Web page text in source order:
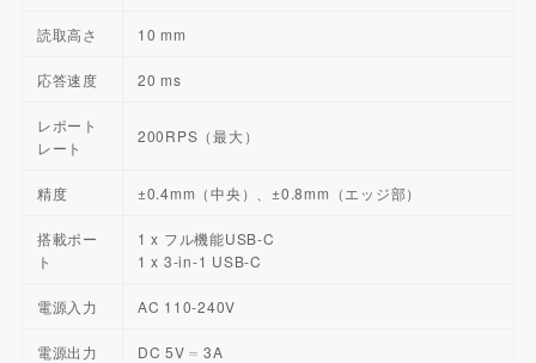
読取高さ 10 mm
応答速度 20 ms
レポート
レート
200RPS（最大）
精度 ±0.4mm（中央）、±0.8mm（エッジ部）
搭載ポー
ト
1 x フル機能USB-C
1 x 3-in-1 USB-C
電源入力 AC 110-240V
電源出力 DC 5V ⎓ 3A